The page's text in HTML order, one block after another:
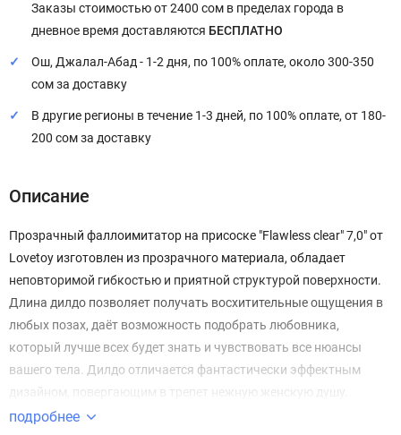
Заказы стоимостью от 2400 сом в пределах города в
дневное время доставляются БЕСПЛАТНО
Ош, Джалал-Абад - 1-2 дня, по 100% оплате, около 300-350
сом за доставку
В другие регионы в течение 1-3 дней, по 100% оплате, от 180-
200 сом за доставку
Описание
Прозрачный фаллоимитатор на присоске "Flawless clear" 7,0" от
Lovetoy изготовлен из прозрачного материала, обладает
неповторимой гибкостью и приятной структурой поверхности.
Длина дилдо позволяет получать восхитительные ощущения в
любых позах, даёт возможность подобрать любовника,
который лучше всех будет знать и чувствовать все нюансы
вашего тела. Дилдо отличается фантастически эффектным
дизайном, повергающим в трепет нежную женскую душу.
Поверьте, ни одна дама не останется равнодушной к этой
подробнее